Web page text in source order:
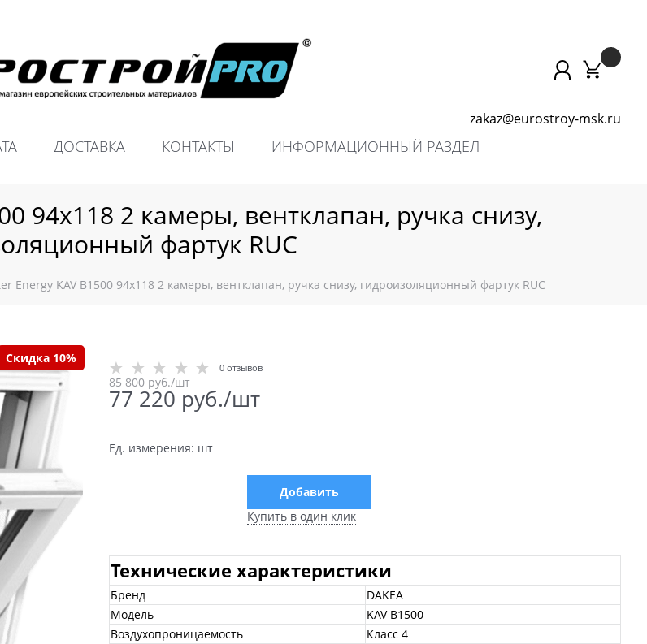
zakaz@eurostroy-msk.ru
ДОСТАВКА КОНТАКТЫ ИНФОРМАЦИОННЫЙ РАЗДЕЛ
94х118 2 камеры, вентклапан, ручка снизу,
фартук RUC
Energy KAV B1500 94х118 2 камеры, вентклапан, ручка снизу, гидроизоляционный фартук RUC
Скидка 10%
0 отзывов
85 800 руб./шт
77 220 руб./шт
Ед. измерения: шт
Добавить
Купить в один клик
Технические характеристики
Бренд
DAKEA
Модель
KAV B1500
Воздухопроницаемость
Класс 4